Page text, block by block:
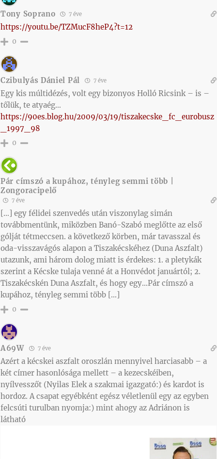
Tony Soprano 7 éve
https://youtu.be/TZMucF8heP4?t=12
0
Czibulyás Dániel Pál 7 éve
Egy kis múltidézés, volt egy bizonyos Holló Ricsink – is –
tőlük, te atyaég…
https://90es.blog.hu/2009/03/19/tiszakecske_fc_eurobusz
_1997_98
0
Pár címszó a kupához, tényleg semmi több |
Zongoracipelő
7 éve
[…] egy félidei szenvedés után viszonylag simán
továbbmentünk, miközben Banó-Szabó meglőtte az első
gólját tétmeccsen. a következő körben, már tavasszal és
oda-visszavágós alapon a Tiszakécskéhez (Duna Aszfalt)
utazunk, ami három dolog miatt is érdekes: 1. a pletykák
szerint a Kécske tulaja venné át a Honvédot januártól; 2.
Tiszakécskén Duna Aszfalt, és hogy egy…Pár címszó a
kupához, tényleg semmi több […]
0
A69W 7 éve
Azért a kécskei aszfalt oroszlán mennyivel harciasabb – a
két címer hasonlósága mellett – a kezecskéiben,
nyílvesszőt (Nyilas Elek a szakmai igazgató:) és kardot is
hordoz. A csapat egyébként egész véletlenül egy az egyben
felcsúti turulban nyomja:) mint ahogy az Adriánon is
látható